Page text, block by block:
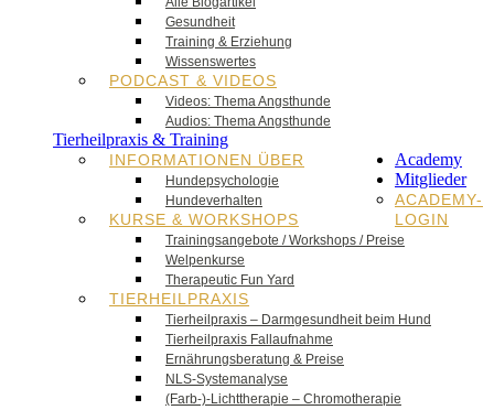
Gesundheit
Training & Erziehung
Wissenswertes
PODCAST & VIDEOS
Videos: Thema Angsthunde
Audios: Thema Angsthunde
Tierheilpraxis & Training
INFORMATIONEN ÜBER
Hundepsychologie
Hundeverhalten
KURSE & WORKSHOPS
Trainingsangebote / Workshops / Preise
Welpenkurse
Therapeutic Fun Yard
TIERHEILPRAXIS
Tierheilpraxis – Darmgesundheit beim Hund
Tierheilpraxis Fallaufnahme
Ernährungsberatung & Preise
NLS-Systemanalyse
(Farb-)-Lichttherapie – Chromotherapie
Academy
Mitglieder
ACADEMY-
LOGIN